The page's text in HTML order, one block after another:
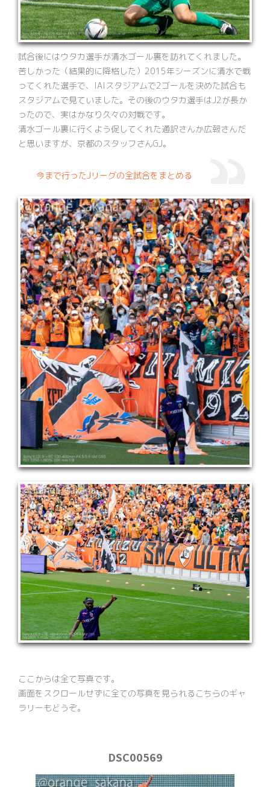
試合後にはウタカ選手が清水ゴール裏を訪れてくれました。
苦しかった（結果的に降格した）2015年シーズンに清水で戦
ってくれた選手で、IAIスタジアムで2ゴールを決めた試合も
スタジアムで見ていました。その後のウタカ選手はJ2が長か
ったので、実はかなり久々の対戦です。
清水ゴール裏に行くよう促してくれた通訳さんか広報さんだ
と思いますが、京都のスタッフさんGJ。
今まで行ったJリーグの全試合をまとめる
ここからは全て写真です。
画面をスクロールせずに全ての写真を見られるこちらのギャ
ラリーもどうぞ。
DSC00569